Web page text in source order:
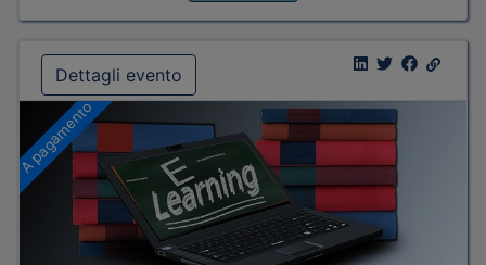
Dettagli evento
A pagamento